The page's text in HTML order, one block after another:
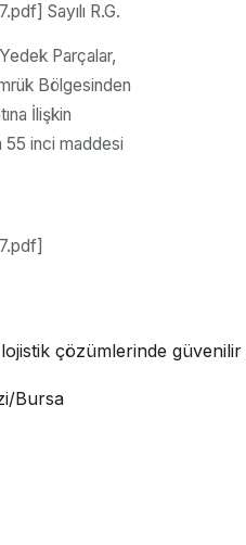
Sayılı R.G.
Parçalar,
Bölgesinden
İlişkin
55 inci maddesi
çözümlerinde güvenilir
Bursa